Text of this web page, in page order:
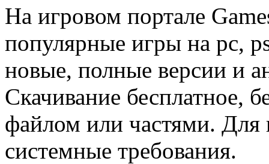
На игровом портале
популярные игры на pc,
новые, полные версии и
Скачивание бесплатное,
файлом или частями. Для
системные требования.